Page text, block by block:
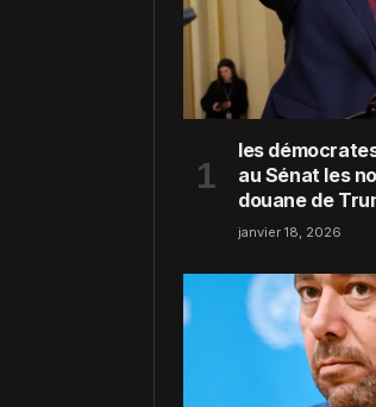
les
au Sénat les
douane de
janvier 18, 2026